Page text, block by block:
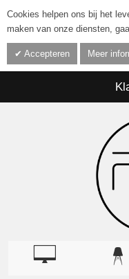
Cookies helpen ons bij het
maken van onze diensten,
Accepteren Meer